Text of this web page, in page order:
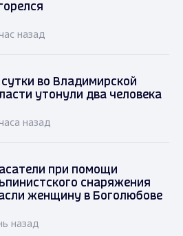
назад
сутки во Владимирской
утонули два человека
назад
при помощи
снаряжения
женщину в Боголюбове
назад